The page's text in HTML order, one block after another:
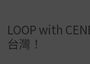
LOOP with
台灣！